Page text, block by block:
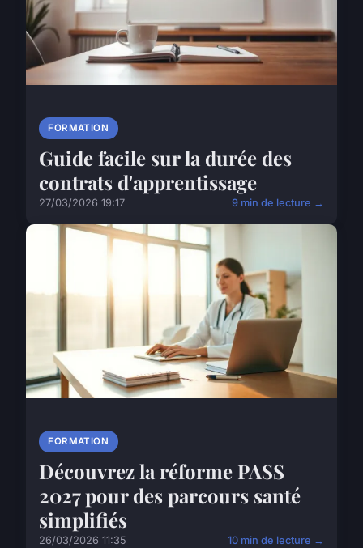
FORMATION
Guide facile sur la durée des
contrats d'apprentissage
27/03/2026 19:17 9 min de lecture →
FORMATION
Découvrez la réforme PASS
2027 pour des parcours santé
simplifiés
26/03/2026 11:35 10 min de lecture →